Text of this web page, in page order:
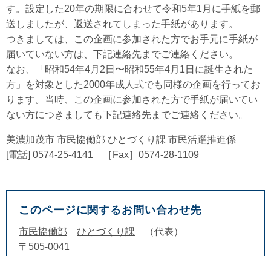
す。設定した20年の期限に合わせて令和5年1月に手紙を郵
送しましたが、返送されてしまった手紙があります。
つきましては、この企画に参加された方でお手元に手紙が
届いていない方は、下記連絡先までご連絡ください。
なお、「昭和54年4月2日〜昭和55年4月1日に誕生された
方」を対象とした2000年成人式でも同様の企画を行ってお
ります。当時、この企画に参加された方で手紙が届いてい
ない方につきましても下記連絡先までご連絡ください。
美濃加茂市 市民協働部 ひとづくり課 市民活躍推進係
[電話] 0574-25-4141 ［Fax］0574-28-1109
このページに関するお問い合わせ先
市民協働部 ひとづくり課
代表
〒505-0041